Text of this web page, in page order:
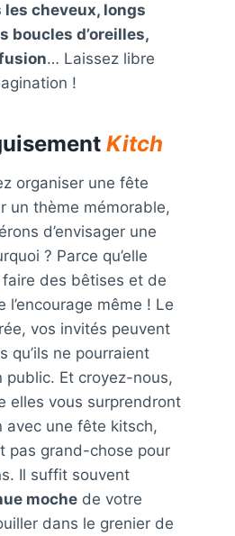
les cheveux, longs
boucles d’oreilles,
… Laissez libre
!
Kitch
organiser une fête
un thème mémorable,
d’envisager une
? Parce qu’elle
des bêtises et de
l’encourage même ! Le
vos invités peuvent
qu’ils ne pourraient
public. Et croyez-nous,
elles vous surprendront
avec une fête kitsch,
pas grand-chose pour
Il suffit souvent
moche de votre
dans le grenier de